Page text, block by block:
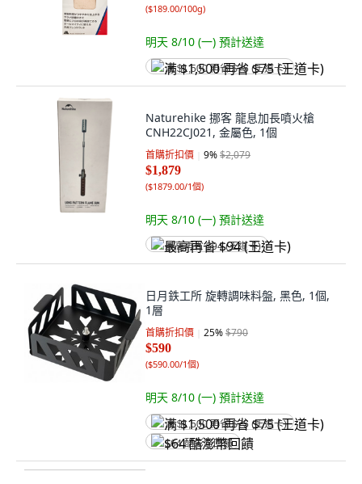
($189.00/100g)
明天 8/10 (一) 預計送達
满 $1,500 再省 $75 (王道卡)
Naturehike 挪客 龍息加長噴火槍
CNH22CJ021, 金屬色, 1個
首購折扣價 9%$2,079
$1,879
($1879.00/1個)
明天 8/10 (一) 預計送達
最高再省 $94 (王道卡)
日月鉄工所 旋轉調味料盤, 黑色, 1個,
1層
首購折扣價 25%$790
$590
($590.00/1個)
明天 8/10 (一) 預計送達
满 $1,500 再省 $75 (王道卡)
$64 酷澎幣回饋